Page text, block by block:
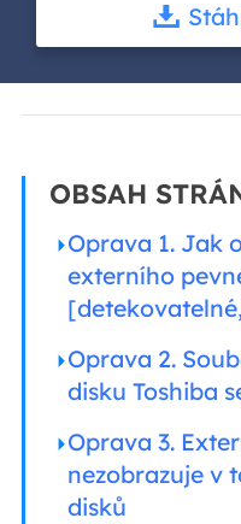
OBSAH
Oprava 1. Jak
externího
Oprava 2.
disku Toshiba
Oprava 3.
nezobrazuje v
disků